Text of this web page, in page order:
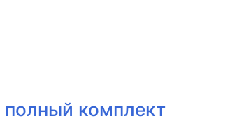
комплект